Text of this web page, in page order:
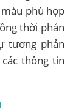
phù hợp
thời phản
tương phản
thông tin